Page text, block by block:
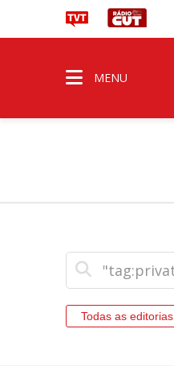
MENU
Todas as editorias